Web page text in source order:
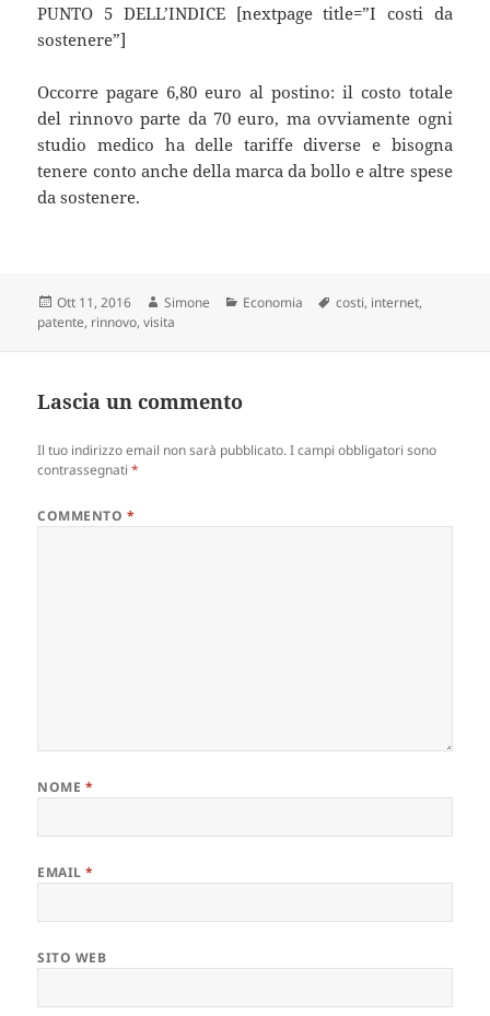
PUNTO 5 DELL’INDICE [nextpage title=”I costi da
sostenere”]
Occorre pagare 6,80 euro al postino: il costo totale
del rinnovo parte da 70 euro, ma ovviamente ogni
studio medico ha delle tariffe diverse e bisogna
tenere conto anche della marca da bollo e altre spese
da sostenere.
Scritto
il
Ott 11, 2016 Autore
Simone Categorie
Economia Tag
costi, internet,
patente, rinnovo,visita
Lascia un commento
Il tuo indirizzo email non sarà pubblicato. I campi obbligatori sono
contrassegnati*
COMMENTO *
NOME *
EMAIL*
SITO WEB